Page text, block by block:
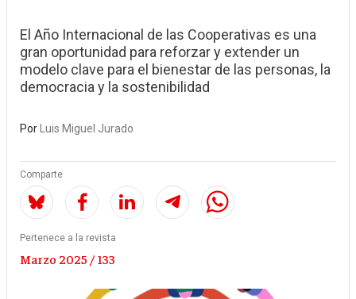
El Año Internacional de las Cooperativas es una
gran oportunidad para reforzar y extender un
modelo clave para el bienestar de las personas, la
democracia y la sostenibilidad
Por Luis Miguel Jurado
Comparte
Pertenece a la revista
Marzo 2025 / 133